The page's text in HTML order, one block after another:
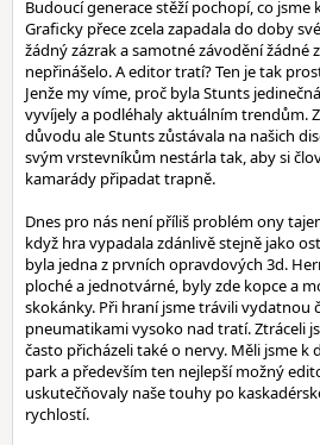
Budoucí generace stěží pochopí, co jsme
Graficky přece zcela zapadala do doby
žádný zázrak a samotné závodění žádné
nepřinášelo. A editor tratí? Ten je tak
Jenže my víme, proč byla Stunts
vyvíjely a podléhaly aktuálním trendům.
důvodu ale Stunts zůstávala na našich
svým vrstevníkům nestárla tak, aby si
kamarády připadat trapně.
Dnes pro nás není příliš problém ony
když hra vypadala zdánlivě stejně jako
byla jedna z prvních opravdových 3d.
ploché a jednotvárné, byly zde kopce a
skokánky. Při hraní jsme trávili vydatnou
pneumatikami vysoko nad tratí. Ztráceli
často přicházeli také o nervy. Měli jsme k
park a především ten nejlepší možný
uskutečňovaly naše touhy po
rychlostí.